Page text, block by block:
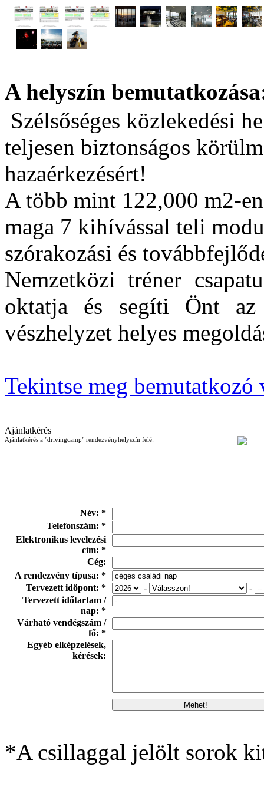
A helyszín
Szélsőséges közlekedési
teljesen biztonságos
hazaérkezésért!
A több mint 122,000 m2-
maga 7 kihívással teli
szórakozási és
Nemzetközi tréner
oktatja és segíti Önt az
vészhelyzet helyes
Tekintse meg
Ajánlatkérés
Ajánlatkérés a "drivingcamp" rendezvényhelyszín felé:
Név: *
Telefonszám: *
Elektronikus levelezési
cím: *
Cég:
A rendezvény típusa: *
Tervezett időpont: *
-
-
Tervezett időtartam /
nap: *
Várható vendégszám /
fő: *
Egyéb elképzelések,
kérések:
*A csillaggal jelölt sorok